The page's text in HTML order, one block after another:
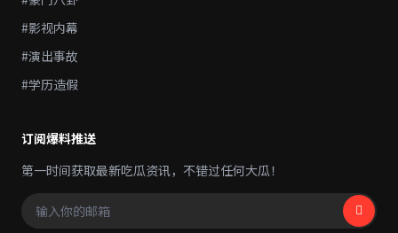
#影视内幕
#演出事故
#学历造假
订阅爆料推送
第一时间获取最新吃瓜资讯，不错过任何大瓜！